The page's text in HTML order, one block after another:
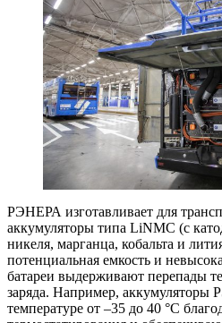
РЭНЕРА изготавливает для
аккумуляторы типа LiNMC (с
никеля, марганца, кобальта и
потенциальная емкость и
батареи выдерживают перепады
заряда. Например, аккумуляторы
температуре от –35 до 40 °C